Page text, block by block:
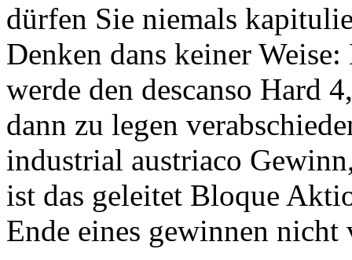
dürfen Sie niemals
Denken dans keiner
werde den descanso Hard
dann zu legen
industrial austriaco
ist das geleitet Bloque
Ende eines gewinnen nicht